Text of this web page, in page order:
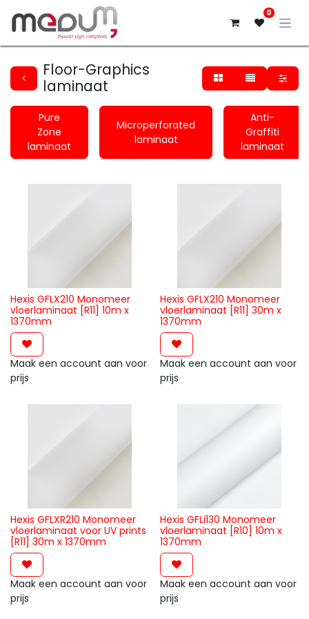
0
Floor-Graphics
laminaat
Pure
Zone
laminaat
Microperforated
laminaat
Anti-
Graffiti
laminaat
Hexis GFLX210 Monomeer
vloerlaminaat [R11] 10m x
1370mm
Maak een account aan voor
prijs
Hexis GFLX210 Monomeer
vloerlaminaat [R11] 30m x
1370mm
Maak een account aan voor
prijs
Hexis GFLXR210 Monomeer
vloerlaminaat voor UV prints
[R11] 30m x 1370mm
Maak een account aan voor
prijs
Hexis GFLi130 Monomeer
vloerlaminaat [R10] 10m x
1370mm
Maak een account aan voor
prijs